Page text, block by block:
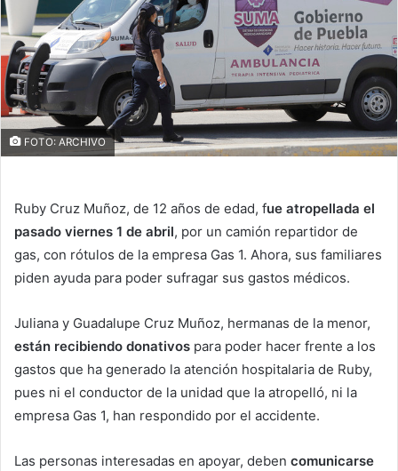
FOTO: ARCHIVO
Ruby Cruz Muñoz, de 12 años de edad, fue atropellada el
pasado viernes 1 de abril, por un camión repartidor de
gas, con rótulos de la empresa Gas 1. Ahora, sus familiares
piden ayuda para poder sufragar sus gastos médicos.
Juliana y Guadalupe Cruz Muñoz, hermanas de la menor,
están recibiendo donativos para poder hacer frente a los
gastos que ha generado la atención hospitalaria de Ruby,
pues ni el conductor de la unidad que la atropelló, ni la
empresa Gas 1, han respondido por el accidente.
Las personas interesadas en apoyar, deben comunicarse